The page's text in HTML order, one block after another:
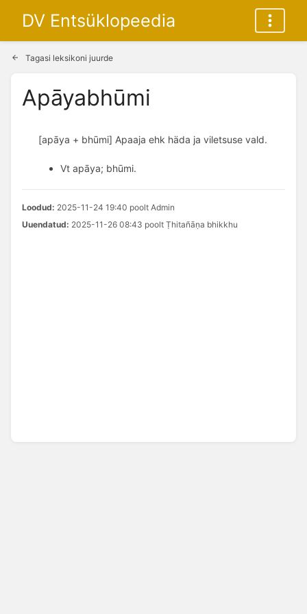
DV Entsüklopeedia
Tagasi leksikoni juurde
Apāyabhūmi
[apāya + bhūmi] Apaaja ehk häda ja viletsuse vald.
Vt apāya; bhūmi.
Loodud: 2025-11-24 19:40 poolt Admin
Uuendatud: 2025-11-26 08:43 poolt Ṭhitañāṇa bhikkhu